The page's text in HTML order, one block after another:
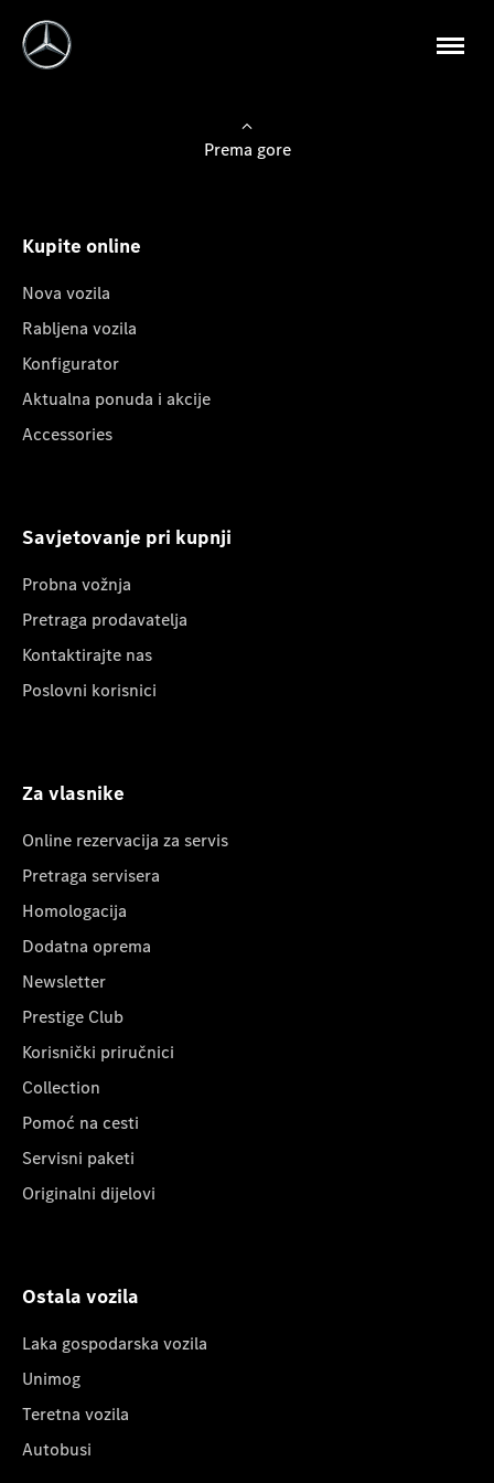
Prema gore
Kupite online
Nova vozila
Rabljena vozila
Konfigurator
Aktualna ponuda i akcije
Accessories
Savjetovanje pri kupnji
Probna vožnja
Pretraga prodavatelja
Kontaktirajte nas
Poslovni korisnici
Za vlasnike
Online rezervacija za servis
Pretraga servisera
Homologacija
Dodatna oprema
Newsletter
Prestige Club
Korisnički priručnici
Collection
Pomoć na cesti
Servisni paketi
Originalni dijelovi
Ostala vozila
Laka gospodarska vozila
Unimog
Teretna vozila
Autobusi